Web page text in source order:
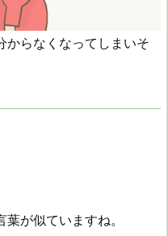
からなくなってしまいそ
が似ていますね。